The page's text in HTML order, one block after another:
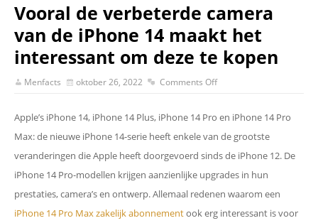
Vooral de verbeterde camera
van de iPhone 14 maakt het
interessant om deze te kopen
Menfacts oktober 26, 2022 Comments Off
Apple’s iPhone 14, iPhone 14 Plus, iPhone 14 Pro en iPhone 14 Pro
Max: de nieuwe iPhone 14-serie heeft enkele van de grootste
veranderingen die Apple heeft doorgevoerd sinds de iPhone 12. De
iPhone 14 Pro-modellen krijgen aanzienlijke upgrades in hun
prestaties, camera’s en ontwerp. Allemaal redenen waarom een
iPhone 14 Pro Max zakelijk abonnementook erg interessant is voor